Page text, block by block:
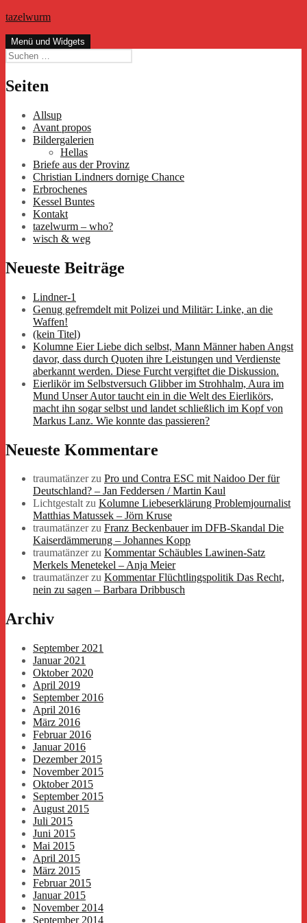
Zum
springen
tazelwurm
Menü und Widgets
Suchen
nach:
Seiten
Allsup
Avant propos
Bildergalerien
Hellas
Briefe aus der Provinz
Christian Lindners dornige Chance
Erbrochenes
Kessel Buntes
Kontakt
tazelwurm – who?
wisch & weg
Neueste Beiträge
Lindner-1
Genug gefremdelt mit Polizei und Militär: Linke, an die
Waffen!
(kein Titel)
Kolumne Eier Liebe dich selbst, Mann Männer haben Angst
davor, dass durch Quoten ihre Leistungen und Verdienste
aberkannt werden. Diese Furcht vergiftet die Diskussion.
Eierlikör im Selbstversuch Glibber im Strohhalm, Aura im
Mund Unser Autor taucht ein in die Welt des Eierlikörs,
macht ihn sogar selbst und landet schließlich im Kopf von
Markus Lanz. Wie konnte das passieren?
Neueste Kommentare
traumatänzerzu Pro und Contra ESC mit Naidoo Der für
Deutschland? – Jan Feddersen / Martin Kaul
Lichtgestaltzu Kolumne Liebeserklärung Problemjournalist
Matthias Matussek – Jörn Kruse
traumatänzerzu Franz Beckenbauer im DFB-Skandal Die
Kaiserdämmerung – Johannes Kopp
traumatänzerzu Kommentar Schäubles Lawinen-Satz
Merkels Menetekel – Anja Meier
traumatänzerzu Kommentar Flüchtlingspolitik Das Recht,
nein zu sagen – Barbara Dribbusch
Archiv
September 2021
Januar 2021
Oktober 2020
April 2019
September 2016
April 2016
März 2016
Februar 2016
Januar 2016
Dezember 2015
November 2015
Oktober 2015
September 2015
August 2015
Juli 2015
Juni 2015
Mai 2015
April 2015
März 2015
Februar 2015
Januar 2015
November 2014
September 2014